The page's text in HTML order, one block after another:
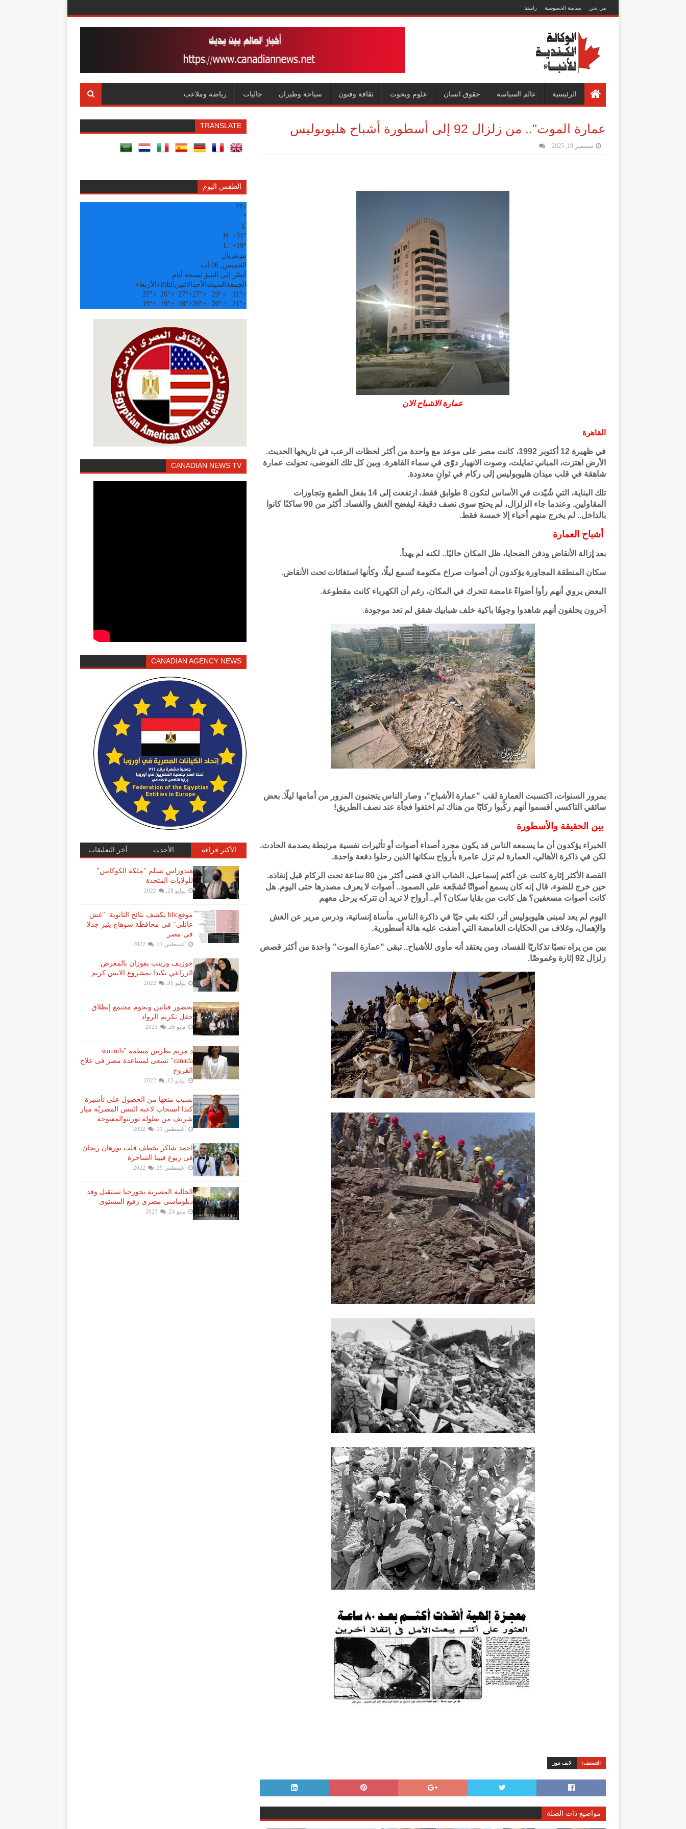
من نحن سياسة الخصوصية راسلنا
الرئيسية عالم السياسة حقوق انسان علوم وبحوث ثقافة وفنون سياحة وطيران جاليات رياضة وملاعب
عمارة الموت".. من زلزال 92 إلى أسطورة أشباح هليوبوليس
سبتمبر 19, 2025
عمارة الاشباح الان
القاهرة
في ظهيرة 12 أكتوبر 1992، كانت مصر على موعد مع واحدة من أكثر لحظات الرعب في تاريخها الحديث.
الأرض اهتزت، المباني تمايلت، وصوت الانهيار دوّى في سماء القاهرة. وبين كل تلك الفوضى، تحولت عمارة
شاهقة في قلب ميدان هليوبوليس إلى ركام في ثوانٍ معدودة.
تلك البناية، التي شُيّدت في الأساس لتكون 8 طوابق فقط، ارتفعت إلى 14 بفعل الطمع وتجاوزات
المقاولين. وعندما جاء الزلزال، لم يحتج سوى نصف دقيقة ليفضح الغش والفساد. أكثر من 90 ساكنًا كانوا
بالداخل.. لم يخرج منهم أحياء إلا خمسة فقط.
أشباح العمارة
بعد إزالة الأنقاض ودفن الضحايا، ظل المكان خاليًا.. لكنه لم يهدأ.
سكان المنطقة المجاورة يؤكدون أن أصوات صراخ مكتومة تُسمع ليلًا، وكأنها استغاثات تحت الأنقاض.
البعض يروي أنهم رأوا أضواءً غامضة تتحرك في المكان، رغم أن الكهرباء كانت مقطوعة.
آخرون يحلفون أنهم شاهدوا وجوهًا باكية خلف شبابيك شقق لم تعد موجودة.
بمرور السنوات، اكتسبت العمارة لقب "عمارة الأشباح"، وصار الناس يتجنبون المرور من أمامها ليلًا. بعض
سائقي التاكسي أقسموا أنهم ركّبوا ركابًا من هناك ثم اختفوا فجأة عند نصف الطريق!
بين الحقيقة والأسطورة
الخبراء يؤكدون أن ما يسمعه الناس قد يكون مجرد أصداء أصوات أو تأثيرات نفسية مرتبطة بصدمة الحادث.
لكن في ذاكرة الأهالي، العمارة لم تزل عامرة بأرواح سكانها الذين رحلوا دفعة واحدة.
القصة الأكثر إثارة كانت عن أكثم إسماعيل، الشاب الذي قضى أكثر من 80 ساعة تحت الركام قبل إنقاذه.
حين خرج للضوء، قال إنه كان يسمع أصواتًا تُشجّعه على الصمود.. أصوات لا يعرف مصدرها حتى اليوم. هل
كانت أصوات مسعفين؟ هل كانت من بقايا سكان؟ أم.. أرواح لا تريد أن تتركه يرحل معهم
اليوم لم يعد لمبنى هليوبوليس أثر، لكنه بقي حيًا في ذاكرة الناس. مأساة إنسانية، ودرس مرير عن الغش
والإهمال، وغلاف من الحكايات الغامضة التي أضفت عليه هالة أسطورية.
بين من يراه نصبًا تذكاريًا للفساد، ومن يعتقد أنه مأوى للأشباح.. تبقى "عمارة الموت" واحدة من أكثر قصص
زلزال 92 إثارة وغموضًا.
التصنيف: لايف نيوز
مواضيع ذات الصلة
TRANSLATE
الطقس اليوم
+
27
°
C
H: +31°
L: +19°
مونتريال
الخميس, 06 آب
أنظر إلى التنبؤ لسبعة أيام
الجمعة السبت الأحد الاثنين الثلاثاء الأربعاء
+
31°
+
29°
+
27°
+
27°
+
26°
+
27°
+
21°
+
20°
+
20°
+
18°
+
19°
+
19°
CANADIAN NEWS TV
CANADIAN AGENCY NEWS
الأكثر قراءة الأحدث آخر التعليقات
هندوراس تسلم "ملكة الكوكايين"
للولايات المتحدة
يوليو 28, 2022
موقعbbc يكشف نتائج الثانوية: "غش
عائلي" فى محافظة سوهاج يثير جدلا
في مصر
أغسطس 11, 2022
جوزيف وزينب يفوزان بالمعرض
الزراعي بكندا بمشروع الايس كريم
يوليو 31, 2022
بحضور فنانين ونجوم مجتمع إنطلاق
حفل تكريم الرواد
مايو 26, 2023
د.مريم بطرس:منظمة "wounds
canada" تسعى لمساعدة مصر فى علاج
القروح
يونيو 13, 2022
بسبب منعها من الحصول على تأشيرة
كندا انسحاب لاعبة ​التنس​ المصريّة ​ميار
شريف​ من بطولة ​تورنتو​المفتوحة
أغسطس 11, 2022
احمد شاكر يخطف قلب نورهان ريحان
فى ربوع فيينا الساحرة
أغسطس 29, 2022
الجالية المصرية بجورجيا تستقبل وفد
دبلوماسى مصرى رفيع المستوى
مايو 24, 2023